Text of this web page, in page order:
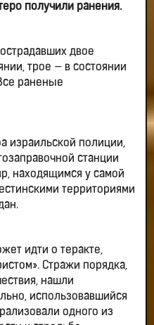
получили ранения.
двое
трое — в состоянии
раненые
израильской полиции,
станции
находящимся у самой
территориями
идти о теракте,
Стражи порядка,
нашли
использовавшийся
одного из